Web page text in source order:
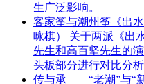
生广泛影响。
客家筝与潮州筝《出
咏棋）
关于两派《出
先生和高百坚先生的
头板部分进行对比分析
传与承——“老潮”与“